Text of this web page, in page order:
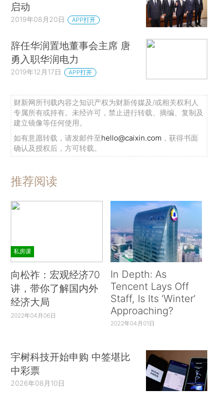
启动
2019年08月20日 APP打开
辞任华润置地董事会主席 唐
勇入职华润电力
2019年12月17日 APP打开
财新网所刊载内容之知识产权为财新传媒及/或相关权利人
专属所有或持有。未经许可，禁止进行转载、摘编、复制及
建立镜像等任何使用。
如有意愿转载，请发邮件至hello@caixin.com ，获得书面
确认及授权后，方可转载。
推荐阅读
私房课
向松祚：宏观经济70
讲，带你了解国内外
经济大局
2022年04月06日
In Depth: As
Tencent Lays Off
Staff, Is Its ‘Winter’
Approaching?
2022年04月01日
宇树科技开始申购 中签堪比
中彩票
2026年08月10日